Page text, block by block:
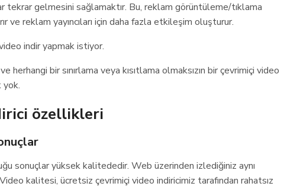
tekrar gelmesini sağlamaktır. Bu, reklam görüntüleme/tıklama
ve reklam yayıncıları için daha fazla etkileşim oluşturur.
indir yapmak istiyor.
herhangi bir sınırlama veya kısıtlama olmaksızın bir çevrimiçi video
yok.
özellikleri
sonuçlar yüksek kalitededir. Web üzerinden izlediğiniz aynı
kalitesi, ücretsiz çevrimiçi video indiricimiz tarafından rahatsız